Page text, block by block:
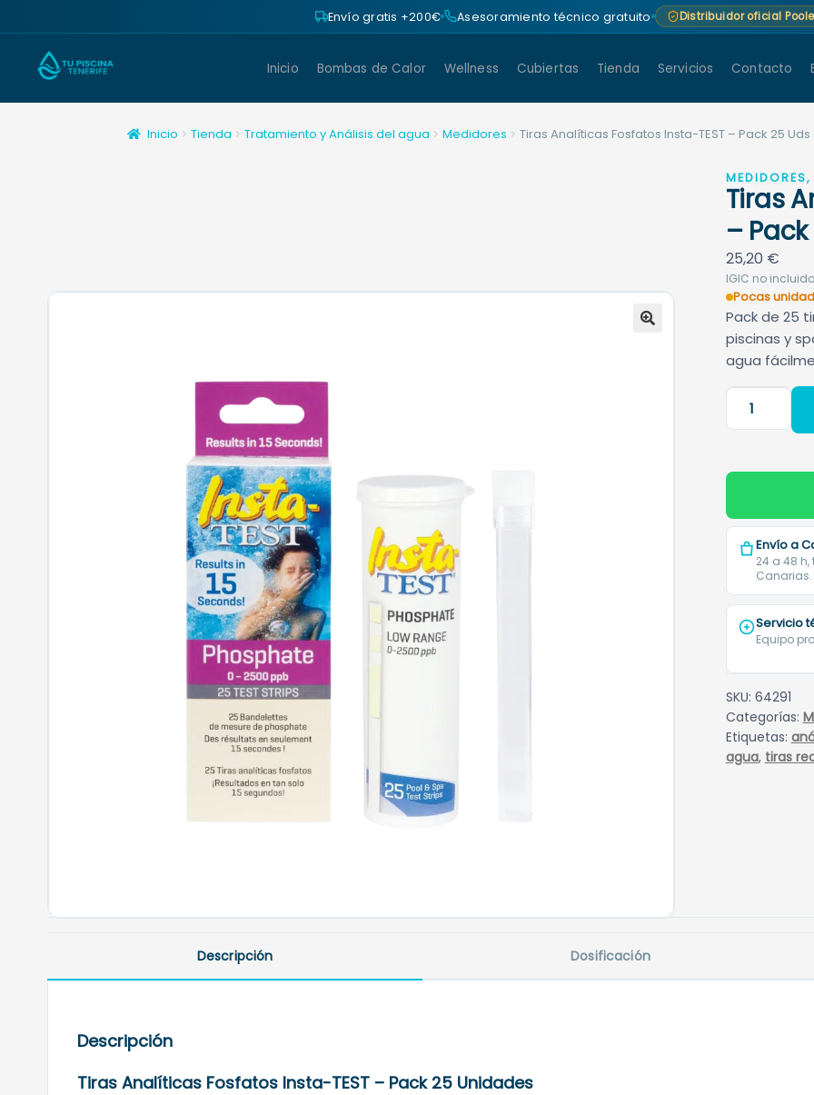
Envío gratis +200€ Asesoramiento técnico gratuito Distribuidor oficial
Inicio Bombas de Calor Wellness Cubiertas Tienda Servicios Contacto
Inicio Tienda Tratamiento y Análisis del agua Medidores Tiras Analíticas Fosfatos Insta-TEST – Pack 25 Uds
Tiras
–
25,20 €
IGIC no
Pocas
Pack de 25
piscinas y
agua
Tiras
Analíticas
–
Pack
25
cantidad
Envío a
24 a 48
Canarias.
Servicio
Equipo
SKU: 64291
Categorías:
Etiquetas:
agua, tiras
Descripción Dosificación
Descripción
Tiras Analíticas Fosfatos Insta-TEST – Pack 25 Unidades